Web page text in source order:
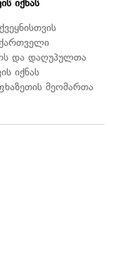
იქნას
და დაღუპულთა
იქნას
მეომართა